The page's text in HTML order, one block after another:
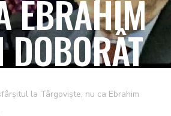
EBRAHIM
la Târgoviște, nu ca Ebrahim